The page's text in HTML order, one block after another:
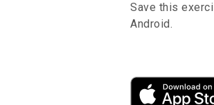
Save this
Android.